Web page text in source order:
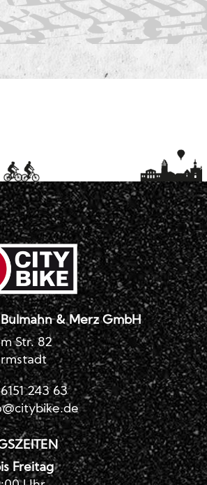
Bulmahn & Merz GmbH
Str. 82
243 63
Freitag